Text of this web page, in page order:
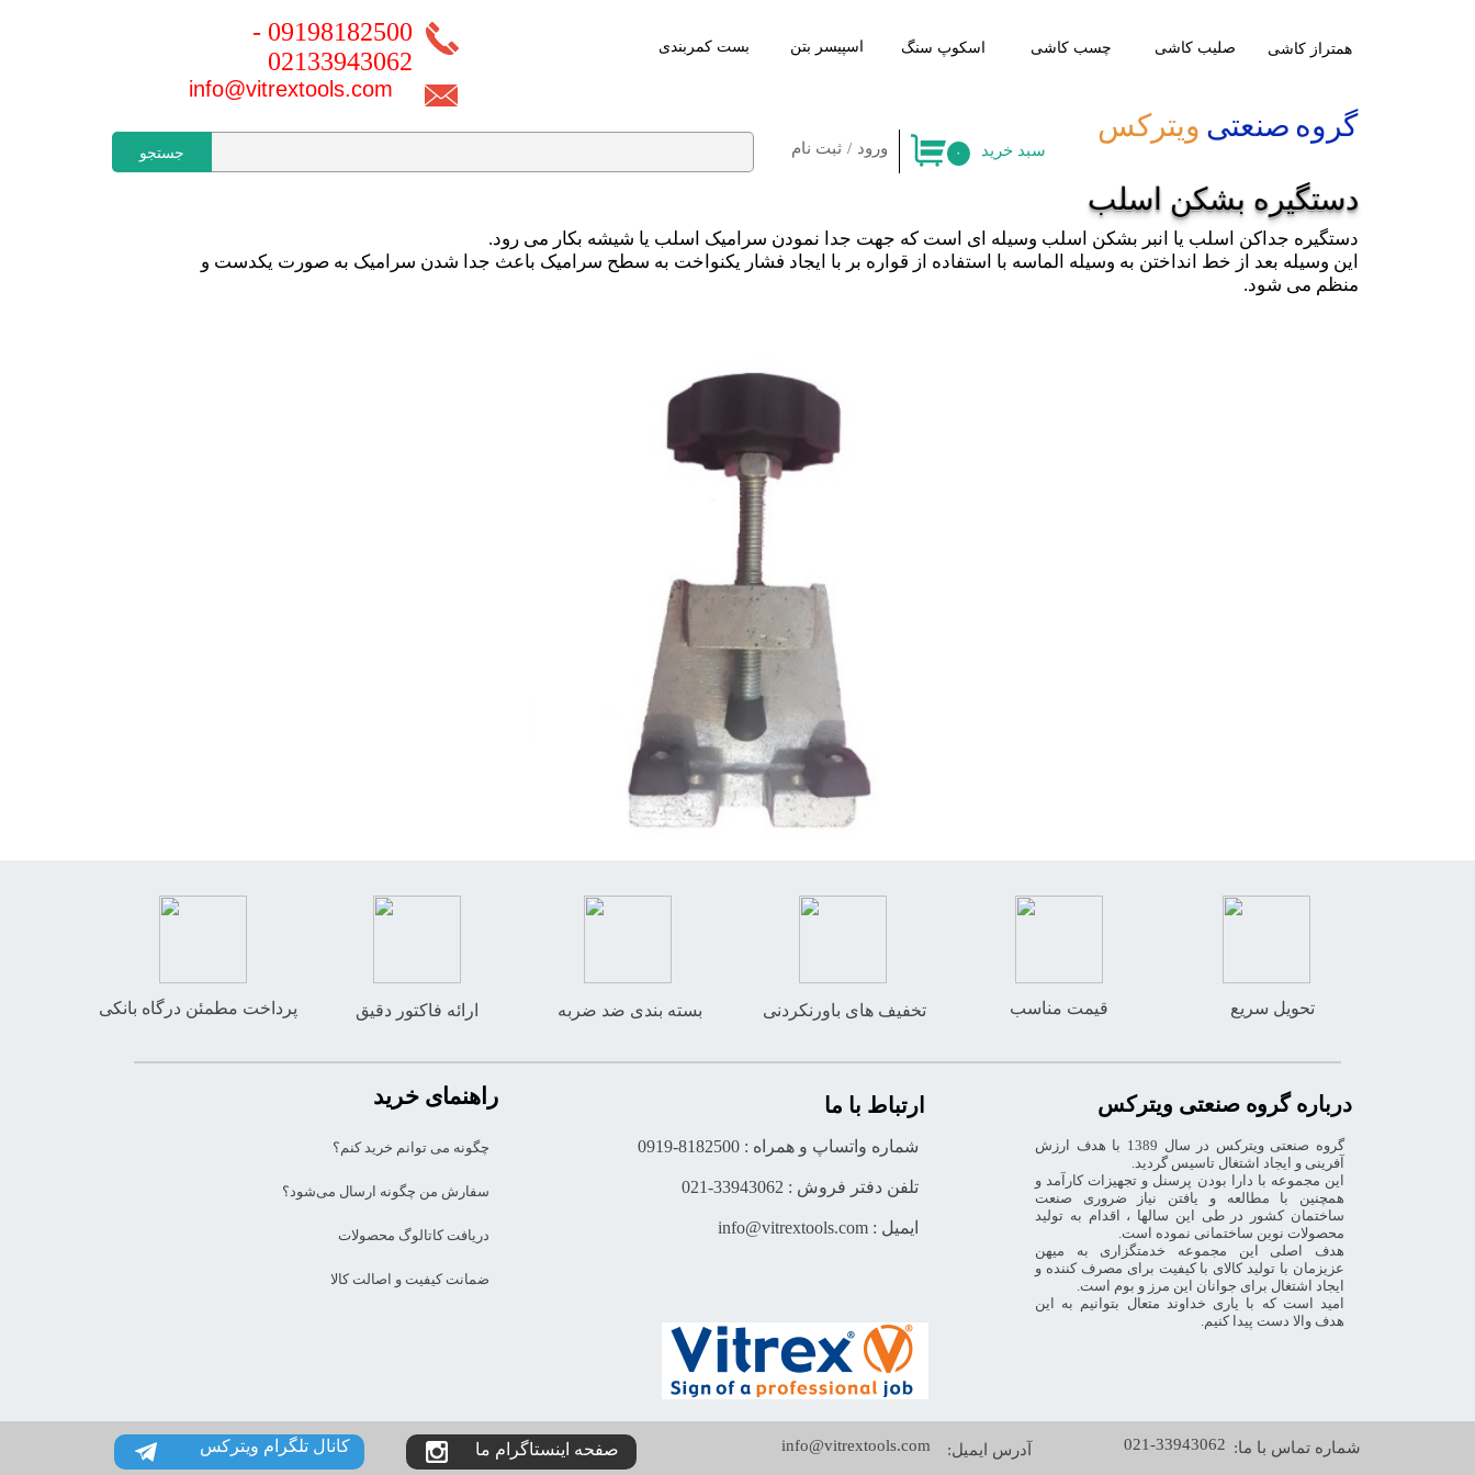
ورود / ثبت نام
سفارشات
​گروه صنعتی ویترکس
جستجو ۰ سبد خرید
09198182500 -
02133943062
​همتراز کاشی صلیب کاشی ​چسب کاشی اسکوپ سنگ اسپیسر بتن ​بست کمربندی
info@vitrextools.com
دستگیره بشکن اسلب
دستگیره جداکن اسلب یا انبر بشکن اسلب وسیله ای است که جهت جدا نمودن سرامیک اسلب یا شیشه بکار می رود.
این وسیله بعد از خط انداختن به وسیله الماسه با استفاده از قواره بر با ایجاد فشار یکنواخت به سطح سرامیک باعث جدا شدن سرامیک به صورت یکدست و
منظم می شود.
تحویل سریع قیمت مناسب تخفیف های باورنکردنی بسته بندی ضد ضربه ارائه فاکتور دقیق پرداخت مطمئن درگاه بانکی
درباره گروه صنعتی ویترکس
گروه صنعتی ویترکس در سال 1389 با هدف ارزش
آفرینی و ایجاد اشتغال تاسیس گردید.
این مجموعه با دارا بودن پرسنل و تجهیزات کارآمد و
همچنین با مطالعه و یافتن نیاز ضروری صنعت
ساختمان کشور در طی این سالها ، اقدام به تولید
محصولات نوین ساختمانی نموده است.
هدف اصلی این مجموعه خدمتگزاری به میهن
عزیزمان با تولید کالای با کیفیت برای مصرف کننده و
ایجاد اشتغال برای جوانان این مرز و بوم است.
امید است که با یاری خداوند متعال بتوانیم به این
هدف والا دست پیدا کنیم.
راهنمای خرید
چگونه می توانم خرید کنم؟
سفارش من چگونه ارسال می‌شود؟
دریافت کاتالوگ محصولات
ضمانت کیفیت و اصالت کالا
ارتباط با ما
شماره واتساپ و همراه : 8182500-0919
تلفن دفتر فروش : 33943062-021
ایمیل : info@vitrextools.com
شماره تماس با ما: 021-33943062 آدرس ایمیل: info@vitrextools.com کانال تلگرام ویترکس صفحه اینستاگرام ما